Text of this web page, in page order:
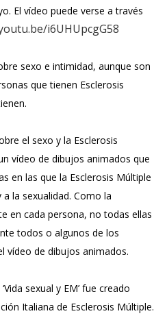
El vídeo puede verse a través
i6UHUpcgG58
sexo e intimidad, aunque son
que tienen Esclerosis
el sexo y la Esclerosis
vídeo de dibujos animados que
en las que la Esclerosis Múltiple
la sexualidad. Como la
en cada persona, no todas ellas
todos o algunos de los
vídeo de dibujos animados.
sexual y EM’ fue creado
Italiana de Esclerosis Múltiple.